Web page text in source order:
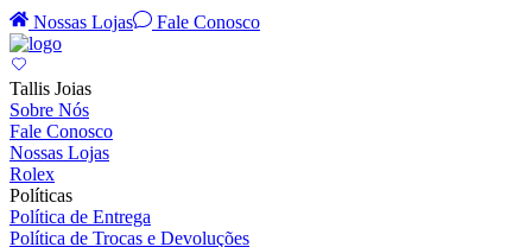
Nossas Lojas Fale Conosco
Tallis Joias
Sobre Nós
Fale Conosco
Nossas Lojas
Rolex
Políticas
Política de Entrega
Política de Trocas e Devoluções